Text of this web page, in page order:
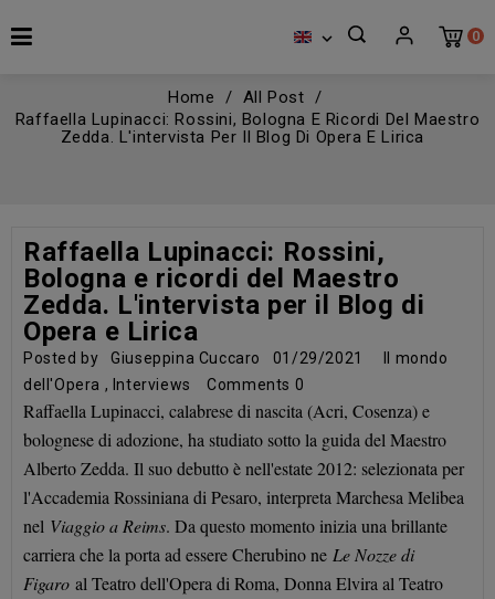
0

Home
All Post
Raffaella Lupinacci: Rossini, Bologna E Ricordi Del Maestro
Zedda. L'intervista Per Il Blog Di Opera E Lirica
Raffaella Lupinacci: Rossini,
Bologna e ricordi del Maestro
Zedda. L'intervista per il Blog di
Opera e Lirica
Posted by Giuseppina Cuccaro 01/29/2021
Il mondo
dell'Opera , Interviews Comments 0
Raffaella Lupinacci, calabrese di nascita (Acri, Cosenza) e
bolognese di adozione, ha studiato sotto la guida del Maestro
Alberto Zedda. Il suo debutto è nell'estate 2012: selezionata per
l'Accademia Rossiniana di Pesaro, interpreta Marchesa Melibea
nel Viaggio a Reims. Da questo momento inizia una brillante
carriera che la porta ad essere Cherubino ne Le Nozze di
Figaro al Teatro dell'Opera di Roma, Donna Elvira al Teatro